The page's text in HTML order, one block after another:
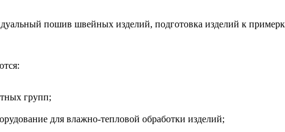
пошив швейных изделий, подготовка изделий к
групп;
для влажно-тепловой обработки изделий;